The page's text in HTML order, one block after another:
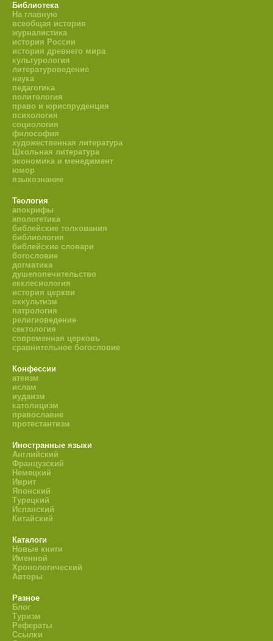
Библиотека
На главную
всеобщая история
журналистика
история России
история древнего мира
культурология
литературоведение
наука
педагогика
политология
право и юриспруденция
психология
социология
философия
художественная литература
Школьная литература
экономика и менеджмент
юмор
языкознание
Теология
апокрифы
апологетика
библейские толкования
библиология
библейские словари
богословие
догматика
душепопечительство
екклесиология
история церкви
оккультизм
патрология
религиоведение
сектология
современная церковь
сравнительное богословие
Конфессии
атеизм
ислам
иудаизм
католицизм
православие
протестантизм
Иностранные языки
Английский
Французский
Немецкий
Иврит
Японский
Турецкий
Испанский
Китайский
Каталоги
Новые книги
Именной
Хронологический
Авторы
Разное
Блог
Туризм
Рефераты
Ссылки